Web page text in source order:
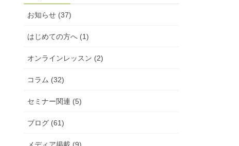
お知らせ (37)
はじめての方へ (1)
オンラインレッスン (2)
コラム (32)
セミナー関連 (5)
ブログ (61)
メディア掲載 (9)